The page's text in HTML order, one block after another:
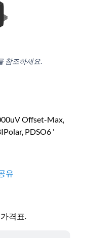
참조하세요.
Offset-Max,
PDSO6 '
유
격표.